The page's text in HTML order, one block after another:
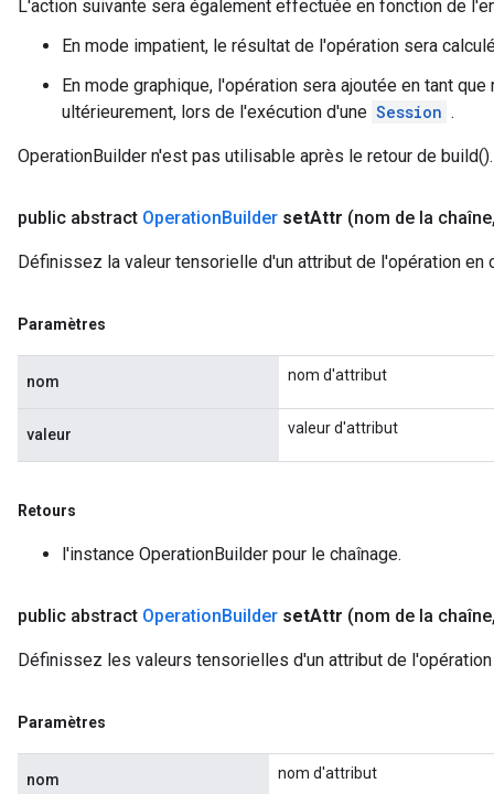
L'action suivante sera également effectuée en fonction de
En mode impatient, le résultat de l'opération sera
En mode graphique, l'opération sera ajoutée en tant
ultérieurement, lors de l'exécution d'une Session .
OperationBuilder n'est pas utilisable après le retour de build().
public abstract OperationBuilder setAttr (nom de la chaîne
Définissez la valeur tensorielle d'un attribut de l'opération en
Paramètres
nom nom d'attribut
valeur valeur d'attribut
Retours
l'instance OperationBuilder pour le chaînage.
public abstract OperationBuilder setAttr (nom de la chaîne
Définissez les valeurs tensorielles d'un attribut de
Paramètres
nom nom d'attribut